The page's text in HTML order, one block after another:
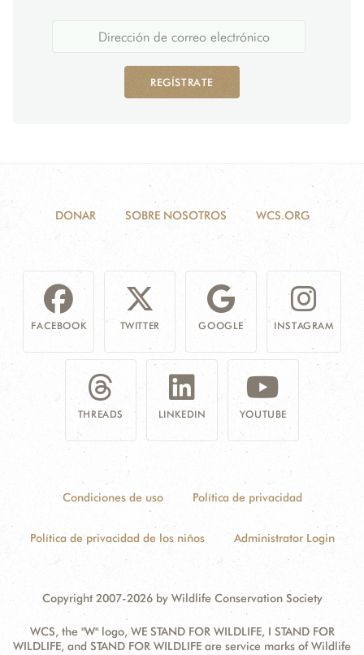
REGÍSTRATE
DONAR SOBRE NOSOTROS WCS.ORG
FACEBOOK TWITTER GOOGLE INSTAGRAM
THREADS LINKEDIN YOUTUBE
Condiciones de uso Política de privacidad
Política de privacidad de los niños Administrator Login
Copyright 2007-2026 by Wildlife Conservation Society
WCS, the "W" logo, WE STAND FOR WILDLIFE, I STAND FOR
WILDLIFE, and STAND FOR WILDLIFE are service marks of Wildlife